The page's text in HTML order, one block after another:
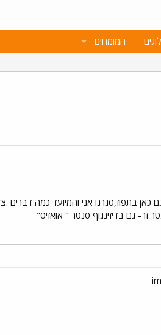
המומחים
זר- גם בדיזינגוף סנטר " אואזיס"